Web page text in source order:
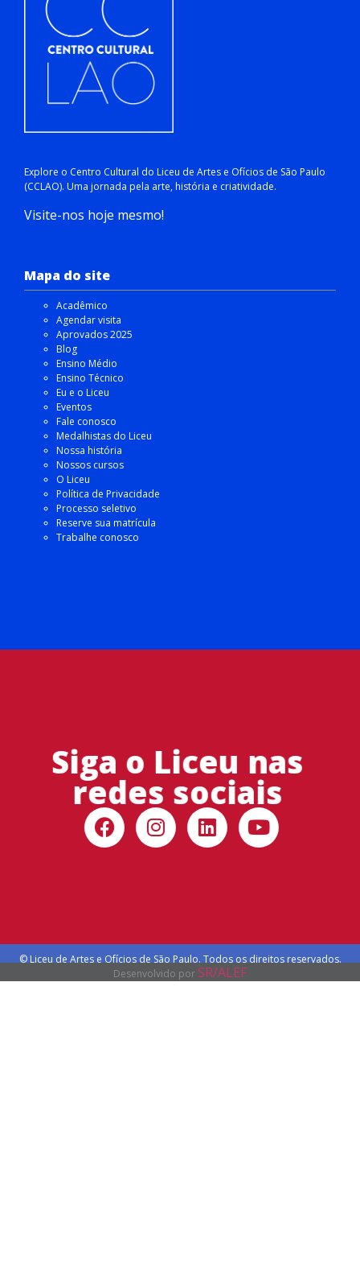
Explore o Centro Cultural do Liceu de Artes e Ofícios de São Paulo
(CCLAO). Uma jornada pela arte, história e criatividade.
Visite-nos hoje mesmo!
Mapa do site
Acadêmico
Agendar visita
Aprovados 2025
Blog
Ensino Médio
Ensino Técnico
Eu e o Liceu
Eventos
Fale conosco
Medalhistas do Liceu
Nossa história
Nossos cursos
O Liceu
Política de Privacidade
Processo seletivo
Reserve sua matrícula
Trabalhe conosco
Siga o Liceu nas
redes sociais
© Liceu de Artes e Ofícios de São Paulo. Todos os direitos reservados.
Desenvolvido por SR/ALEF